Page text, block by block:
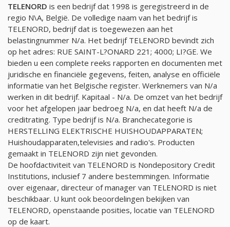
TELENORD is een bedrijf dat 1998 is geregistreerd in de
regio N\A, België. De volledige naam van het bedrijf is
TELENORD, bedrijf dat is toegewezen aan het
belastingnummer N/a. Het bedrijf TELENORD bevindt zich
op het adres: RUE SAINT-L?ONARD 221; 4000; LI?GE. We
bieden u een complete reeks rapporten en documenten met
juridische en financiële gegevens, feiten, analyse en officiële
informatie van het Belgische register. Werknemers van N/a
werken in dit bedrijf. Kapitaal - N/a. De omzet van het bedrijf
voor het afgelopen jaar bedroeg N/a, en dat heeft N/a de
creditrating. Type bedrijf is N/a. Branchecategorie is
HERSTELLING ELEKTRISCHE HUISHOUDAPPARATEN;
Huishoudapparaten,televisies and radio's. Producten
gemaakt in TELENORD zijn niet gevonden.
De hoofdactiviteit van TELENORD is Nondepository Credit
Institutions, inclusief 7 andere bestemmingen. Informatie
over eigenaar, directeur of manager van TELENORD is niet
beschikbaar. U kunt ook beoordelingen bekijken van
TELENORD, openstaande posities, locatie van TELENORD
op de kaart.